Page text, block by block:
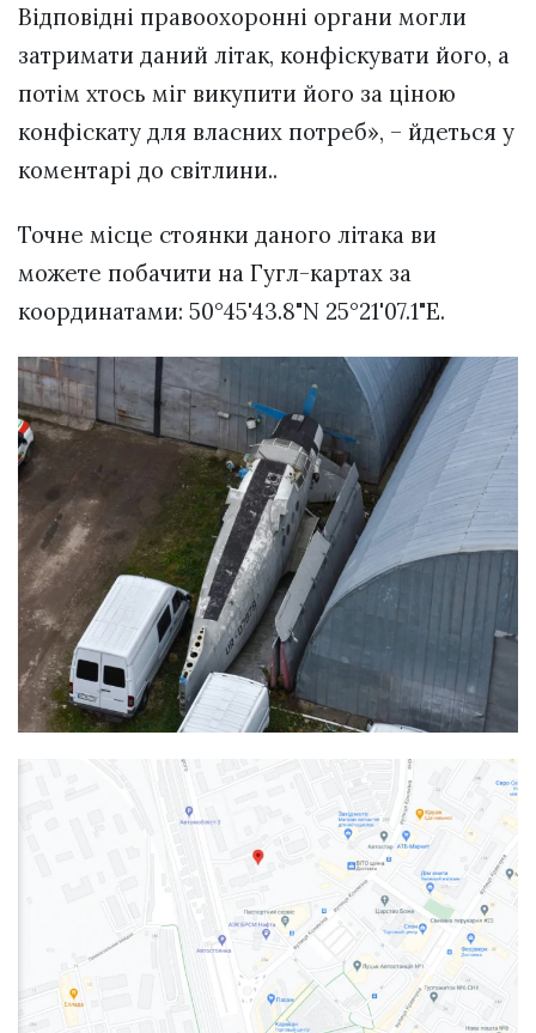
Відповідні правоохоронні органи могли
затримати даний літак, конфіскувати його, а
потім хтось міг викупити його за ціною
конфіскату для власних потреб», – йдеться у
коментарі до світлини..
Точне місце стоянки даного літака ви
можете побачити на Гугл-картах за
координатами: 50°45'43.8"N 25°21'07.1"E.